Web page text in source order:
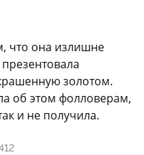
что она излишне
золотом.
об этом фолловерам,
и не получила.